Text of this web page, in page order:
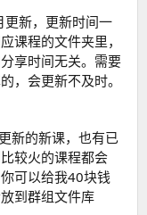
新，更新时间一
课程的文件夹里，
享时间无关。需要
，会更新不及时。
新的新课，也有已
较火的课程都会
可以给我40块钱
到群组文件库